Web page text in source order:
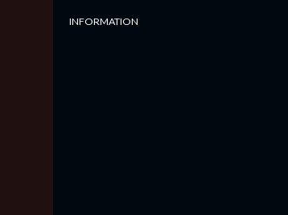
INFORMATION